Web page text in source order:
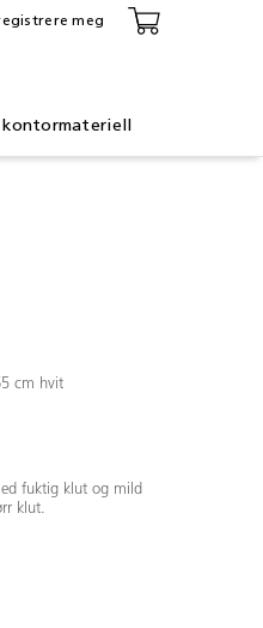
kontormateriell
meg
cm hvit
fuktig klut og mild
klut.